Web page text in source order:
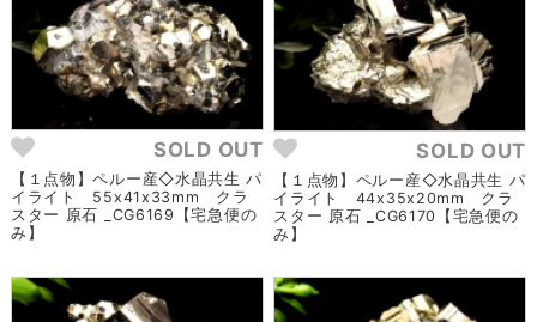
SOLD OUT
【１点物】ペルー産◇水晶共生 パ
イライト 55x41x33mm クラ
スター 原石 _CG6169【宅急便の
み】
SOLD OUT
【１点物】ペルー産◇水晶共生 パ
イライト 44x35x20mm クラ
スター 原石 _CG6170【宅急便の
み】